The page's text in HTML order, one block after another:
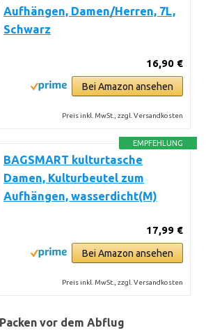
Aufhängen, Damen/Herren, 7L,
Schwarz
16,90 €
Bei Amazon ansehen
Preis inkl. MwSt., zzgl. Versandkosten
EMPFEHLUNG
BAGSMART kulturtasche
Damen, Kulturbeutel zum
Aufhängen, wasserdicht(M)
17,99 €
Bei Amazon ansehen
Preis inkl. MwSt., zzgl. Versandkosten
vor dem Abflug